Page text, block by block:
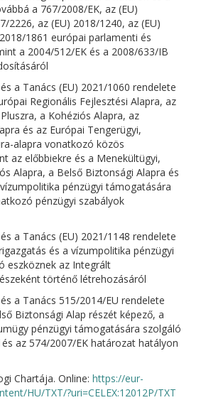
a 767/2008/EK, az (EU)
2226, az (EU) 2018/1240, az (EU)
1861 európai parlamenti és
a 2004/512/EK és a 2008/633/IB
a Tanács (EU) 2021/1060 rendelete
Regionális Fejlesztési Alapra, az
a Kohéziós Alapra, az
és az Európai Tengerügyi,
alapra vonatkozó közös
az előbbiekre és a Menekültügyi,
Alapra, a Belső Biztonsági Alapra és
pénzügyi támogatására
pénzügyi szabályok
a Tanács (EU) 2021/1148 rendelete
és a vízumpolitika pénzügyi
eszköznek az Integrált
történő létrehozásáról
a Tanács 515/2014/EU rendelete
Biztonsági Alap részét képező, a
pénzügyi támogatására szolgáló
az 574/2007/EK határozat hatályon
Chartája. Online: https://eur-
HU/TXT/?uri=CELEX:12012P/TXT